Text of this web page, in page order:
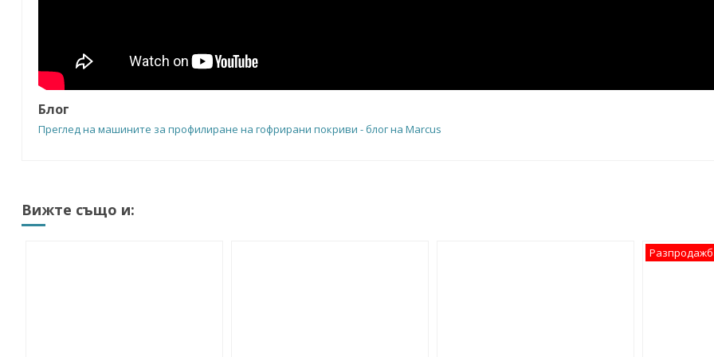
Блог
Преглед на машините за профилиране на гофрирани покриви - блог на Marcus
Вижте също и: